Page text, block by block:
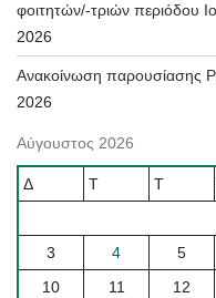
φοιτητών/-τριών περιόδου
2026
Ανακοίνωση παρουσίασης
2026
Αύγουστος 2026
Δ Τ Τ
3
4 5
10
11 12